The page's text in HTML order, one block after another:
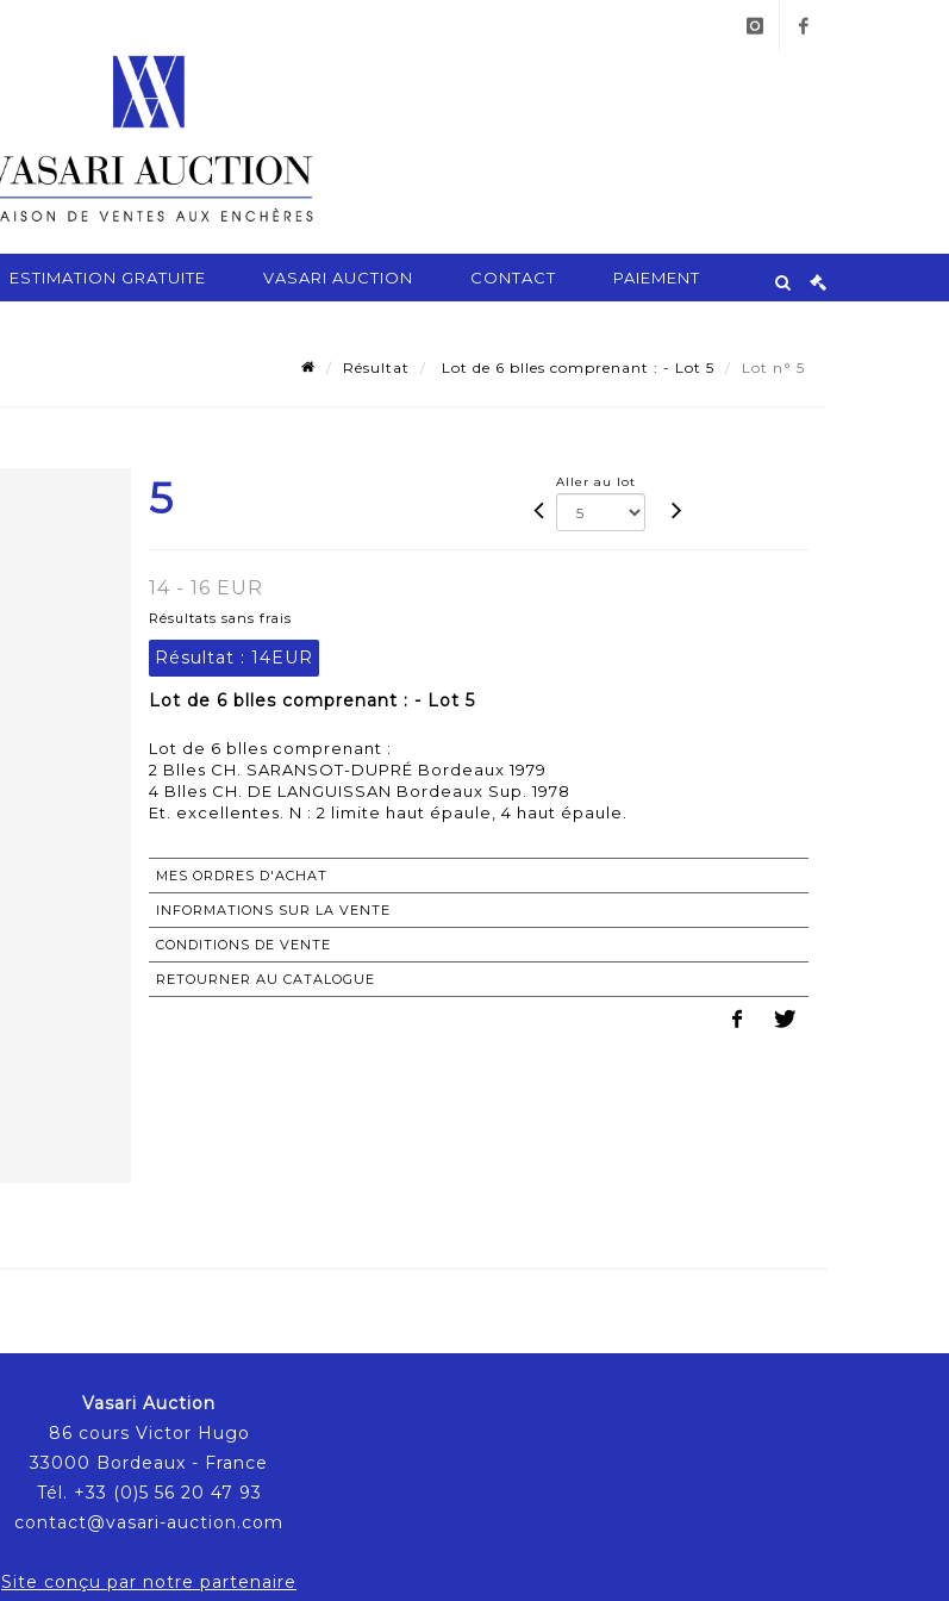
ESTIMATION GRATUITE VASARI AUCTION CONTACT PAIEMENT
Résultat Lot de 6 blles comprenant : - Lot 5 Lot n° 5
5 Aller au lot
14 - 16 EUR
Résultats sans frais
Résultat : 14EUR
Lot de 6 blles comprenant : - Lot 5
Lot de 6 blles comprenant :
2 Blles CH. SARANSOT-DUPRÉ Bordeaux 1979
4 Blles CH. DE LANGUISSAN Bordeaux Sup. 1978
MES ORDRES D'ACHAT
INFORMATIONS SUR LA VENTE
CONDITIONS DE VENTE
RETOURNER AU CATALOGUE
Vasari Auction
86 cours Victor Hugo
33000 Bordeaux - France
Tél. +33 (0)5 56 20 47 93
contact@vasari-auction.com
Site conçu par notre partenaire